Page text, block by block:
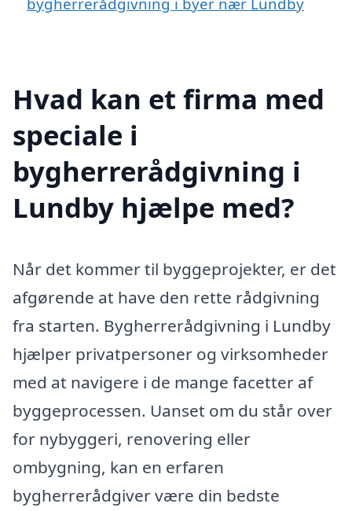
Hvad kan et firma med
speciale i
bygherrerådgivning i
Lundby hjælpe med?
Når det kommer til byggeprojekter, er det
afgørende at have den rette rådgivning
fra starten. Bygherrerådgivning i Lundby
hjælper privatpersoner og virksomheder
med at navigere i de mange facetter af
byggeprocessen. Uanset om du står over
for nybyggeri, renovering eller
ombygning, kan en erfaren
bygherrerådgiver være din bedste